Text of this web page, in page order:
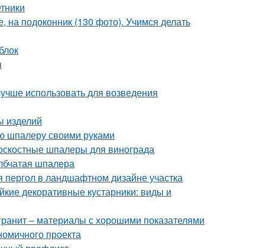
на подоконник (130 фото). Учимся делать
использовать для возведения
изделий
шпалеру своими руками
шпалеры для винограда
шпалера
в ландшафтном дизайне участка
декоративные кустарники: виды и
– материалы с хорошими показателями
проекта